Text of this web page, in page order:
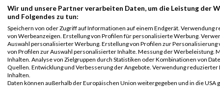
Legende:
GPos = Geschlechter Position, KPos = Kategorie Position, TPos =
Team Position, DNS = Did not start, DNF = Did not finish, DQ =
Disqualifiziert
Wir und unsere Partner verarbeiten Daten, um die Leistung der
und Folgendes zu tun:
Speichern von oder Zugriff auf Informationen auf einem Endgerät. Verwendung
von Werbeanzeigen. Erstellung von Profilen für personalisierte Werbung.
Auswahl personalisierter Werbung. Erstellung von Profilen zur Personalisierung
von Profilen zur Auswahl personalisierter Inhalte. Messung der Werbeleistung.
Inhalten. Analyse von Zielgruppen durch Statistiken oder Kombinationen von
Quellen. Entwicklung und Verbesserung der Angebote. Verwendung reduzierter
Inhalten.
Daten können außerhalb der Europäischen Union weitergegeben und in die USA